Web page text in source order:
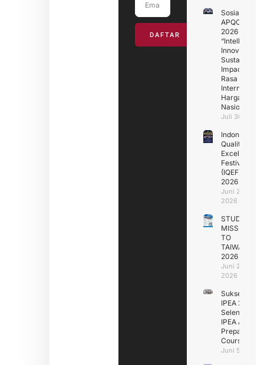
DAFTAR
APQO IC
2026
“Intelligence
Innovation
Sustainable
Impact” :
Rasa
Internasional
Harga
Nasional
Juli 30, 2026
Indonesia
Quality
Excellence
Festival
(IQEF)
2026
Juni 29,
2026
STUDY
MISSION
TO
TAIWAN
2026
Juni 29,
2026
Sukseskan
IPEA 2026
IPEA
Preparation
Course
Juni 5, 2026